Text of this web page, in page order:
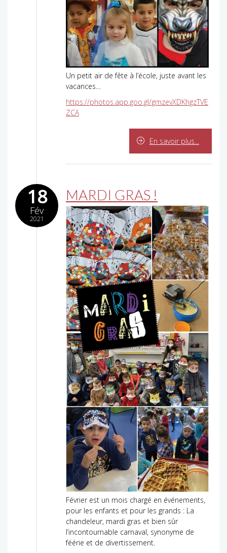
Un petit air de fête à l’école, juste avant les
vacances…
https://photos.app.goo.gl/gmzevXDKhgzTVE
ZCA
En savoir plus...
18
Fév
2021
MARDI GRAS !
Février est un mois chargé en événements,
pour les enfants et pour les grands : La
chandeleur, mardi gras et bien sûr
l’incontournable carnaval, synonyme de
féérie et de divertissement.